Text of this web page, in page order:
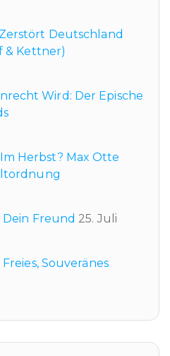
Deutschland
& Kettner)
Wird: Der Epische
Herbst? Max Otte
Dein Freund 25. Juli
Souveränes